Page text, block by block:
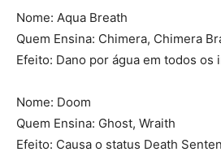
Nome: Aqua Breath
Quem Ensina: Chimera, Chimera
Efeito: Dano por água em todos os
Nome: Doom
Quem Ensina: Ghost, Wraith
Efeito: Causa o status Death